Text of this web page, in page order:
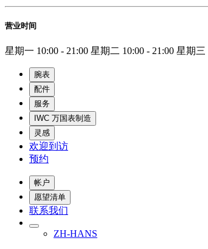
营业时间
星期一 10:00 - 21:00 星期二 10:00 - 21:00 星期三
腕表
配件
服务
IWC 万国表制造
灵感
欢迎到访
预约
帐户
愿望清单
联系我们
ZH-HANS